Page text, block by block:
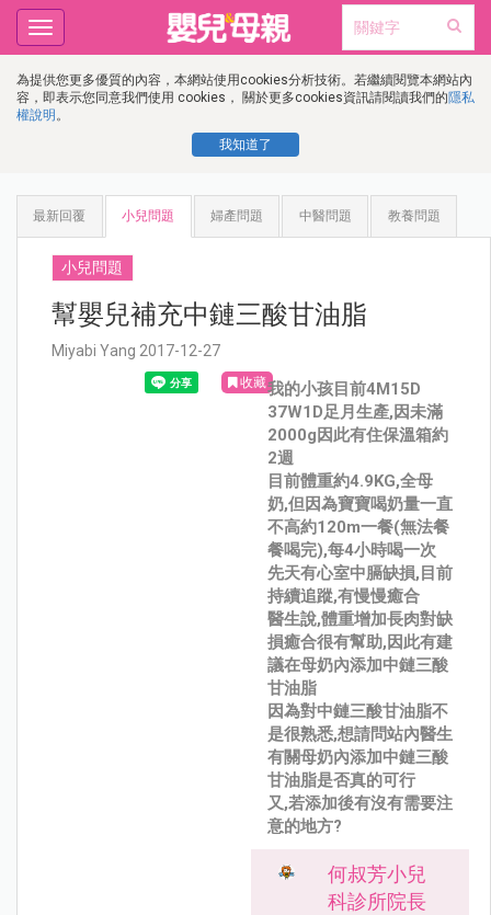
為提供您更多優質的內容，本網站使用cookies分析技術。若繼續閱覽本網站內
容，即表示您同意我們使用 cookies， 關於更多cookies資訊請閱讀我們的隱私
權說明 。
我知道了
Toggle
navigation
最新回覆 小兒問題 婦產問題 中醫問題 教養問題
小兒問題
幫嬰兒補充中鏈三酸甘油脂
Miyabi Yang 2017-12-27
收藏我的小孩目前4M15D
37W1D足月生產,因未滿
2000g因此有住保溫箱約
2週
目前體重約4.9KG,全母
奶,但因為寶寶喝奶量一直
不高約120m一餐(無法餐
餐喝完),每4小時喝一次
先天有心室中膈缺損,目前
持續追蹤,有慢慢癒合
醫生說,體重增加長肉對缺
損癒合很有幫助,因此有建
議在母奶內添加中鏈三酸
甘油脂
因為對中鏈三酸甘油脂不
是很熟悉,想請問站內醫生
有關母奶內添加中鏈三酸
甘油脂是否真的可行
又,若添加後有沒有需要注
意的地方?
何叔芳小兒
科診所院長